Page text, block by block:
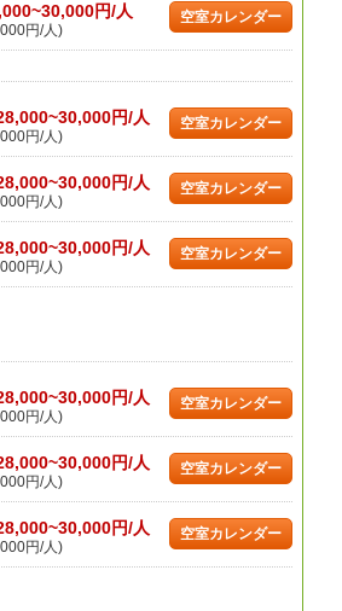
円/人
円/人)
空室カレンダー
円/人
円/人)
空室カレンダー
円/人
円/人)
空室カレンダー
円/人
円/人)
空室カレンダー
円/人
円/人)
空室カレンダー
円/人
円/人)
空室カレンダー
円/人
円/人)
空室カレンダー